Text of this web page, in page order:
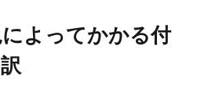
代の方で木造アパートにお住まいの
は木造アパートへの引っ越しを予定し
は多く...
よってかかる付